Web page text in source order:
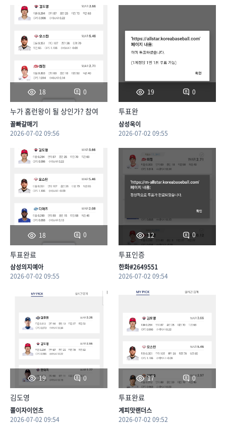
18 0
누가 홈런왕이 될 상인가? 참여
꼴빠갈매기
2026-07-02 09:56
19 0
투표완
삼성욱이
2026-07-02 09:55
18 0
투표완료
삼성의지예아
2026-07-02 09:55
12 0
투표인증
한화#2649551
2026-07-02 09:54
19 0
김도영
쫄이자이언츠
2026-07-02 09:54
17 0
투표완료
계피맛랜더스
2026-07-02 09:52